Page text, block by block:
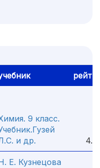
9 класс.
и др.
4.9
Е. Кузнецова